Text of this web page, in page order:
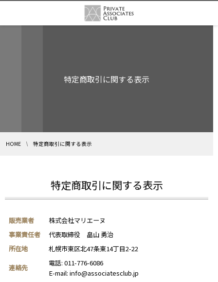
特定商取引に関する表示
HOME 特定商取引に関する表示
特定商取引に関する表示
販売業者
株式会社マリエーヌ
事業責任者
代表取締役 畠山 勇治
所在地
札幌市東区北47条東14丁目2-22
連絡先
電話: 011-776-6086
E-mail: info@associatesclub.jp